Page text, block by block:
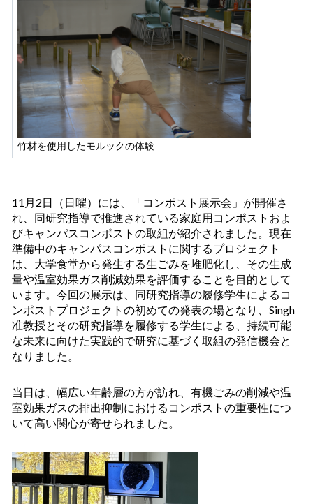
竹材を使用したモルックの体験
11月2日（日曜）には、「コンポスト展示会」が開催さ
れ、同研究指導で推進されている家庭用コンポストおよ
びキャンパスコンポストの取組が紹介されました。現在
準備中のキャンパスコンポストに関するプロジェクト
は、大学食堂から発生する生ごみを堆肥化し、その生成
量や温室効果ガス削減効果を評価することを目的として
います。今回の展示は、同研究指導の履修学生によるコ
ンポストプロジェクトの初めての発表の場となり、Singh
准教授とその研究指導を履修する学生による、持続可能
な未来に向けた実践的で研究に基づく取組の発信機会と
なりました。
当日は、幅広い年齢層の方が訪れ、有機ごみの削減や温
室効果ガスの排出抑制におけるコンポストの重要性につ
いて高い関心が寄せられました。